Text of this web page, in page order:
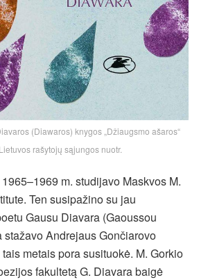
(Diawaros) knygos „Džiaugsmo ašaros“
rašytojų sąjungos nuotr.
m. studijavo Maskvos M.
Ten susipažino su jau
Gausu Diavara (Gaoussou
stažavo Andrejaus Gončiarovo
metais pora susituokė. M. Gorkio
fakultetą G. Diavara baigė